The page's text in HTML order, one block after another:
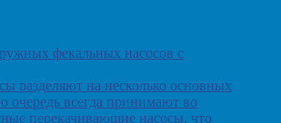
фекальных насосов с
разделяют на несколько основных
очередь всегда принимают во
перекачивающие насосы, что